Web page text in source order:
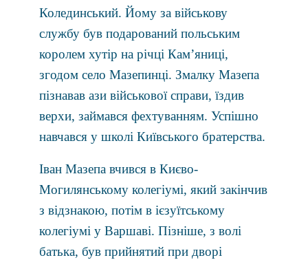
Колединський. Йому за військову
службу був подарований польським
королем хутір на річці Кам’яниці,
згодом село Мазепинці. Змалку Мазепа
пізнавав ази військової справи, їздив
верхи, займався фехтуванням. Успішно
навчався у школі Київського братерства.
Іван Мазепа вчився в Києво-
Могилянському колегіумі, який закінчив
з відзнакою, потім в ієзуїтському
колегіумі у Варшаві. Пізніше, з волі
батька, був прийнятий при дворі